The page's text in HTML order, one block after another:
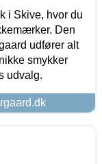
i Skive, hvor du
Den
udfører alt
smykker
udvalg.